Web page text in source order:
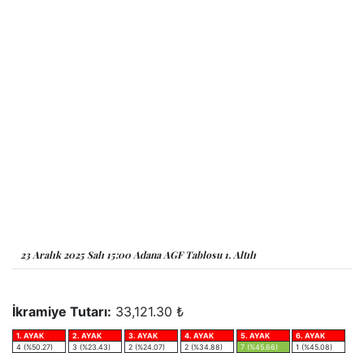
23 Aralık 2025 Salı 15:00 Adana AGF Tablosu 1. Altılı
İkramiye Tutarı: 33,121.30 ₺
1. AYAK
4 (%50.27)
2. AYAK
3 (%23.43)
3. AYAK
2 (%24.07)
4. AYAK
2 (%34.88)
5. AYAK
7 (%45.66)
6. AYAK
1 (%45.08)